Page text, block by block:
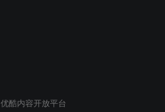
白鹿翟子路现场上演霸总剧
情，范丞丞无辜躺枪
优酷内容开放平台